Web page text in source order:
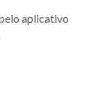
aplicativo